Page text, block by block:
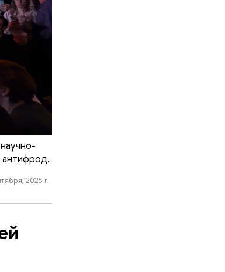
антифрод.
2025 г.